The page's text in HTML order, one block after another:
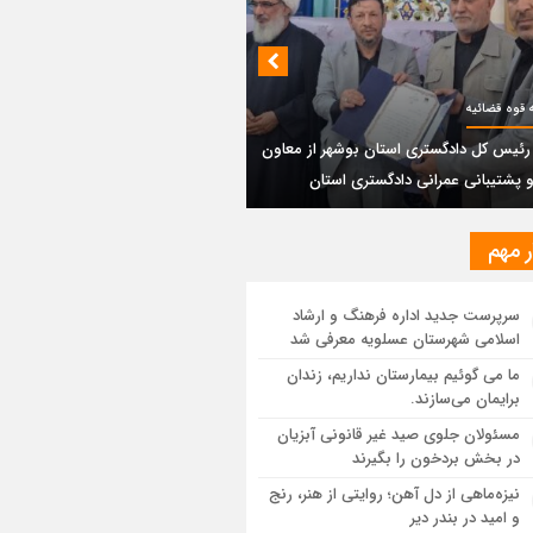
دیر؛ مسیر نجاتی که در بن‌بست
مانده است
پتروشیمی نوری بر سکوی طلای BRICS 2026
رئیس کل دادگستری استان بوشهر از
مالی و پشتیبانی عمرانی دادگستری
مرکز استان مبنای قانونی ندارد؛ با
و قیمت‌سازان برخورد می‌کنیم
و بندر دیر در فهرست داغ‌ترین نقاط جهان؛
و شرق ایران زیر آتش تابستان
قوه قضائیه
رئیس کل دادگستری استان بوشهر از معاون
پشتیبانی عمرانی دادگستری استان
مهم
سرپرست جدید اداره فرهنگ و ارشاد
اسلامی شهرستان عسلویه معرفی شد
ما می گوئیم بیمارستان نداریم، زندان
برایمان می‌سازند.
مسئولان جلوی صید غیر قانونی آبزیان
در بخش بردخون را بگیرند
نیزه‌ماهی از دل آهن؛ روایتی از هنر، رنج
و امید در بندر دیر